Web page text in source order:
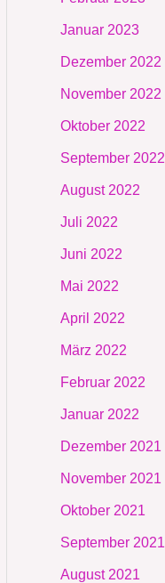
Januar 2023
Dezember 2022
November 2022
Oktober 2022
September 2022
August 2022
Juli 2022
Juni 2022
Mai 2022
April 2022
März 2022
Februar 2022
Januar 2022
Dezember 2021
November 2021
Oktober 2021
September 2021
August 2021